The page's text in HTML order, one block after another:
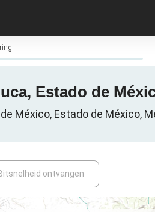
Estado de
México, Estado de México,
ontvangen